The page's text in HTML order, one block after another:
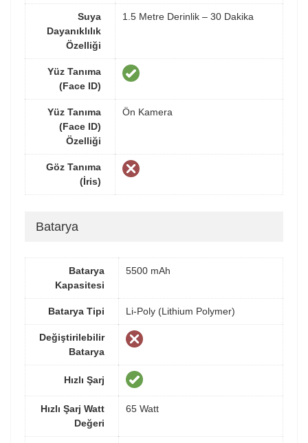
Suya
Dayanıklılık
Özelliği
1.5 Metre Derinlik – 30 Dakika
Yüz Tanıma
(Face ID)
Yüz Tanıma
(Face ID)
Özelliği
Ön Kamera
Göz Tanıma
(İris)
Batarya
Batarya
Kapasitesi
5500 mAh
Batarya Tipi Li-Poly (Lithium Polymer)
Değiştirilebilir
Batarya
Hızlı Şarj
Hızlı Şarj Watt
Değeri
65 Watt